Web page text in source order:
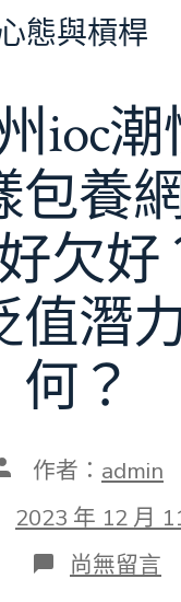
態與槓桿
ioc潮
包養
欠好
值潛
何？
作者： admin
2023 年 12 月
在
〈【杭
尚無留言